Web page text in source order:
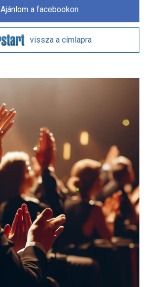
Ajánlom a facebookon
vissza a címlapra